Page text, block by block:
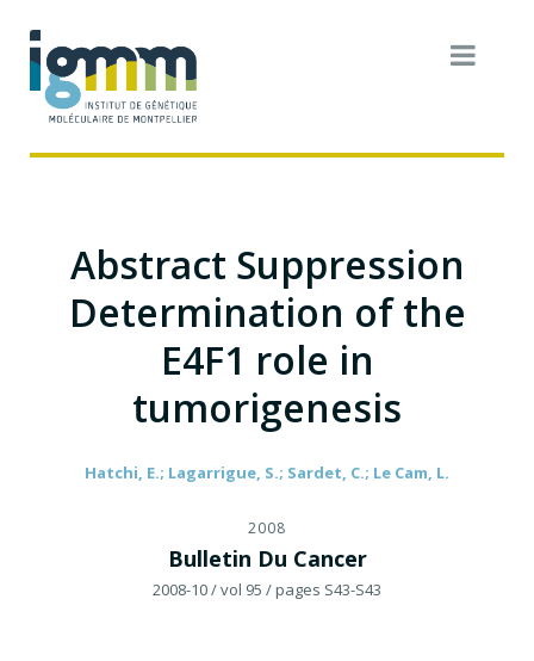
Abstract Suppression
Determination of the
E4F1 role in
tumorigenesis
Hatchi, E.; Lagarrigue, S.; Sardet, C.; Le Cam, L.
2008
Bulletin Du Cancer
2008-10/ vol 95 / pages S43-S43